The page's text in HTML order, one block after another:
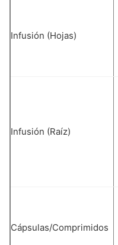
Infusión (Hojas)
Infusión (Raíz)
Cápsulas/Comprimidos